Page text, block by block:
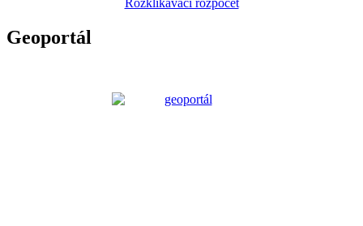
Geoportál